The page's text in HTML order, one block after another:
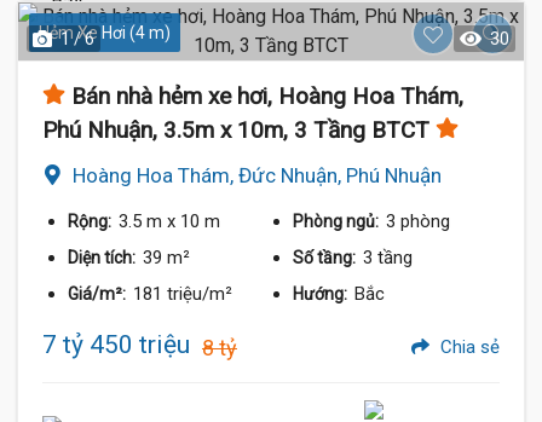
Hẻm Xe Hơi (4 m)
1 / 6 30
Bán nhà hẻm xe hơi, Hoàng Hoa Thám,
Phú Nhuận, 3.5m x 10m, 3 Tầng BTCT
Hoàng Hoa Thám, Đức Nhuận, Phú Nhuận
Rộng: 3.5 m x 10 m Phòng ngủ: 3 phòng
Diện tích: 39 m² Số tầng: 3 tầng
Giá/m²: 181 triệu/m² Hướng: Bắc
7 tỷ 450 triệu 8 tỷ Chia sẻ